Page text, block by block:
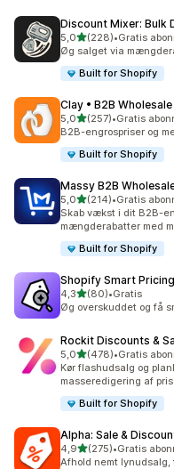
Discount Mixer: Bulk
5,0ud af 5 stjerner
(228)
228 anmeldelser i alt
•Gratis
Øg salget via
Built for Shopify
Clay • B2B
5,0ud af 5 stjerner
(257)
257 anmeldelser i alt
•Gratis
B2B-engrospriser og
Built for Shopify
Massy B2B
5,0ud af 5 stjerner
(214)
214 anmeldelser i alt
•Gratis
Skab vækst i dit B2B-
mængderabatter med
Built for Shopify
Shopify Smart Pricing
4,3ud af 5 stjerner
(80)
80 anmeldelser i alt
•Gratis
Øg overskuddet og få
Rockit Discounts &
5,0ud af 5 stjerner
(478)
478 anmeldelser i alt
•Gratis
Kør flashudsalg og
masseredigering af
Built for Shopify
Alpha: Sale &
4,9ud af 5 stjerner
(275)
275 anmeldelser i alt
•Gratis
Afhold nemt lynudsalg,